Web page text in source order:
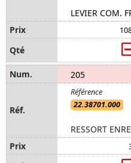
LEVIER COM.
205
22.38701.000
RESSORT